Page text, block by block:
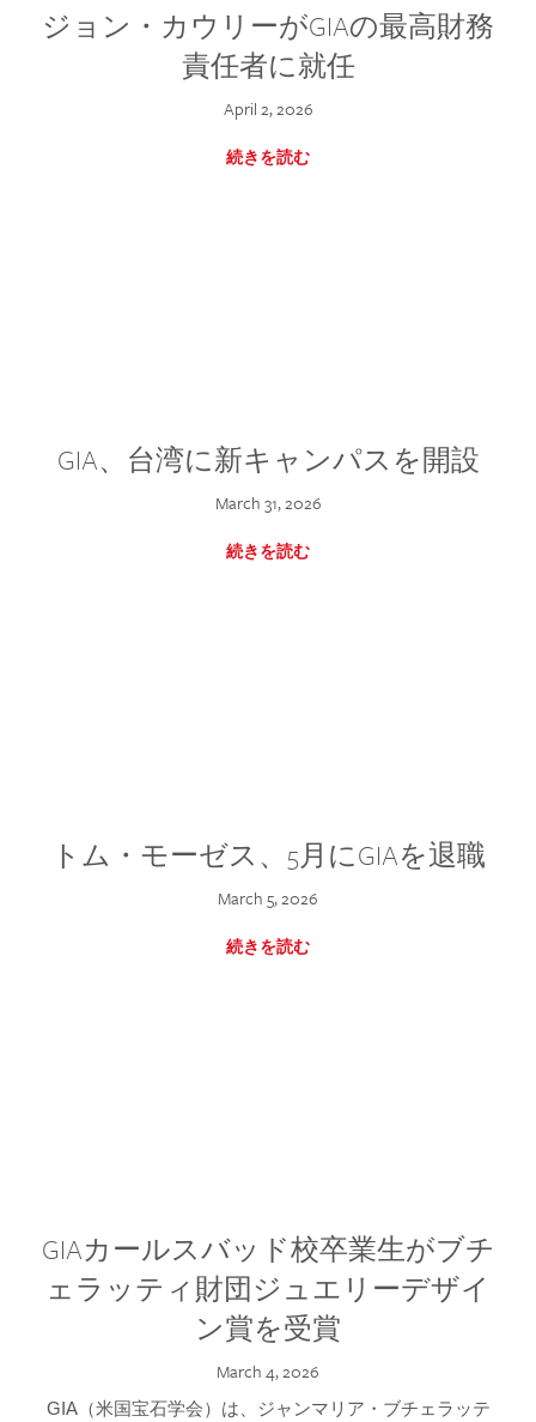
ジョン・カウリーがGIAの最高財務
責任者に就任
April 2, 2026
続きを読む
GIA、台湾に新キャンパスを開設
March 31, 2026
続きを読む
トム・モーゼス、5月にGIAを退職
March 5, 2026
続きを読む
GIAカールスバッド校卒業生がブチ
ェラッティ財団ジュエリーデザイ
ン賞を受賞
March 4, 2026
GIA（米国宝石学会）は、ジャンマリア・ブチェラッテ